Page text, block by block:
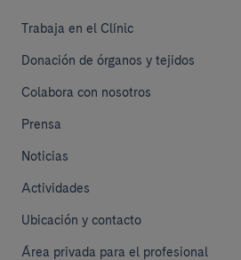
Trabaja en el Clínic
Donación de órganos y tejidos
Colabora con nosotros
Prensa
Noticias
Actividades
Ubicación y contacto
Área privada para el profesional